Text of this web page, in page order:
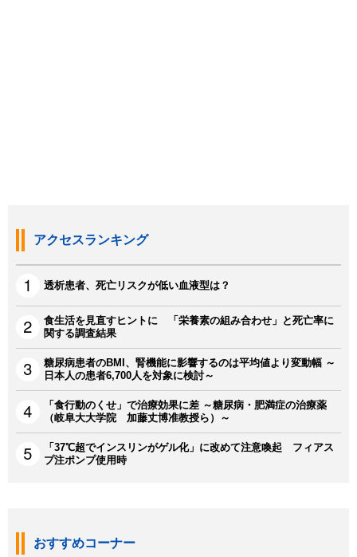
アクセスランキング
透析患者、死亡リスクが低い血液型は？
食生活を見直すヒントに 「栄養素の組み合わせ」と死亡率に
関する調査結果
糖尿病患者のBMI、腎機能に影響するのは平均値より変動幅 ～
日本人の患者6,700人を対象に検討～
「食行動のくせ」で治療効果に差 ～糖尿病・肥満症の治療薬
（岐阜大大学院 加藤丈博准教授ら）～
「37℃超でインスリンがゲル化」に改めて注意喚起 フィアス
プ注ポンプ使用時
おすすめコーナー